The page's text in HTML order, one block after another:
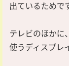
出ているためで
テレビのほかに
使うディスプレ